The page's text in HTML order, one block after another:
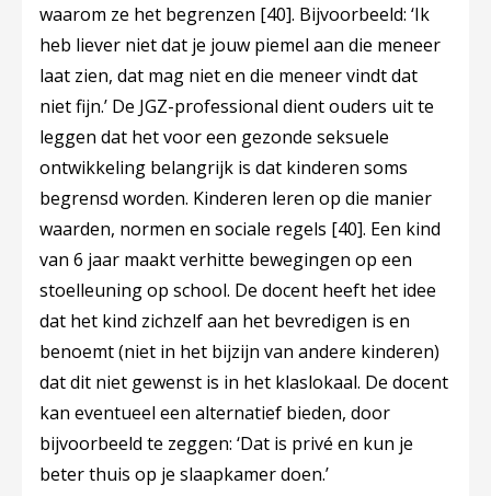
waarom ze het begrenzen [40]. Bijvoorbeeld: ‘Ik
heb liever niet dat je jouw piemel aan die meneer
laat zien, dat mag niet en die meneer vindt dat
niet fijn.’ De JGZ-professional dient ouders uit te
leggen dat het voor een gezonde seksuele
ontwikkeling belangrijk is dat kinderen soms
begrensd worden. Kinderen leren op die manier
waarden, normen en sociale regels [40]. Een kind
van 6 jaar maakt verhitte bewegingen op een
stoelleuning op school. De docent heeft het idee
dat het kind zichzelf aan het bevredigen is en
benoemt (niet in het bijzijn van andere kinderen)
dat dit niet gewenst is in het klaslokaal. De docent
kan eventueel een alternatief bieden, door
bijvoorbeeld te zeggen: ‘Dat is privé en kun je
beter thuis op je slaapkamer doen.’